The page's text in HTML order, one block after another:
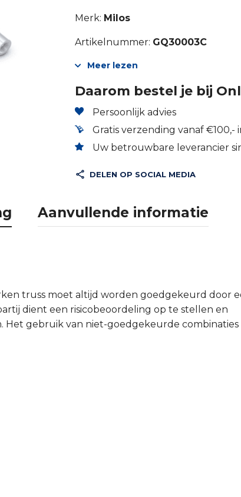
Merk: Milos
Artikelnummer: GQ30003C
Meer lezen
Daarom bestel je bij
Persoonlijk advies
Gratis verzending vanaf €100,-
Uw betrouwbare leverancier
DELEN OP SOCIAL MEDIA
Aanvullende informatie
truss moet altijd worden goedgekeurd door
dient een risicobeoordeling op te stellen en
gebruik van niet-goedgekeurde combinaties